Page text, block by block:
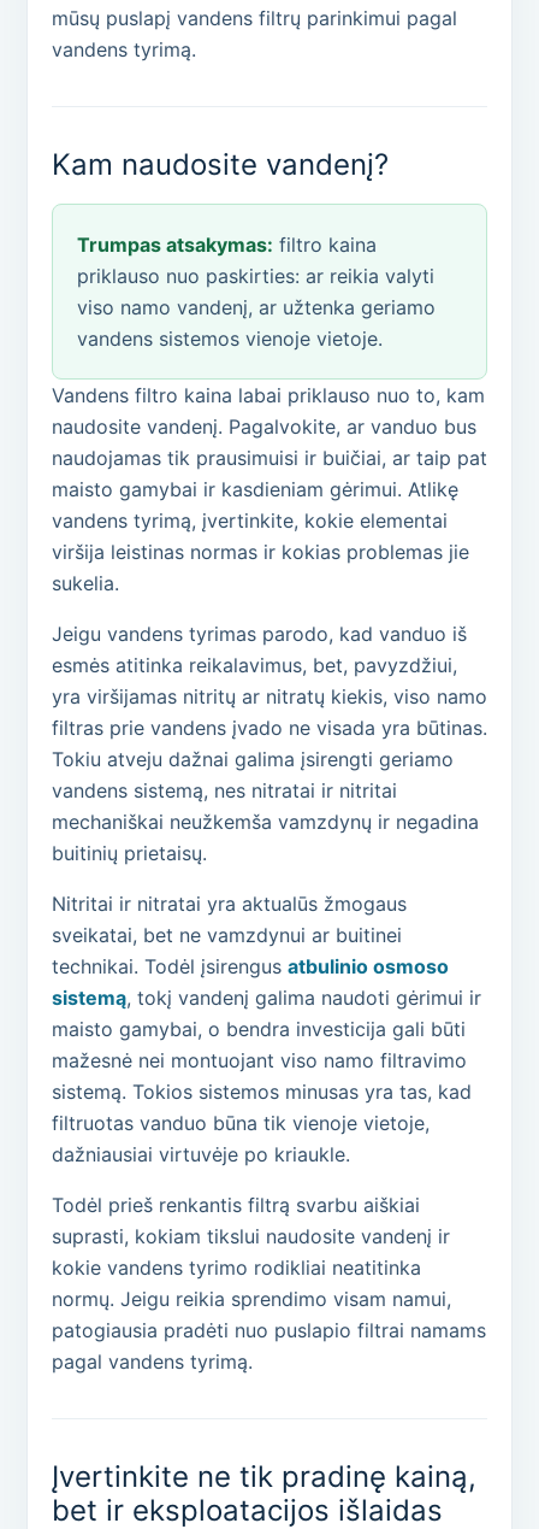
mūsų puslapį vandens filtrų parinkimui pagal
vandens tyrimą.
Kam naudosite vandenį?
Trumpas atsakymas: filtro kaina
priklauso nuo paskirties: ar reikia valyti
viso namo vandenį, ar užtenka geriamo
vandens sistemos vienoje vietoje.
Vandens filtro kaina labai priklauso nuo to, kam
naudosite vandenį. Pagalvokite, ar vanduo bus
naudojamas tik prausimuisi ir buičiai, ar taip pat
maisto gamybai ir kasdieniam gėrimui. Atlikę
vandens tyrimą, įvertinkite, kokie elementai
viršija leistinas normas ir kokias problemas jie
sukelia.
Jeigu vandens tyrimas parodo, kad vanduo iš
esmės atitinka reikalavimus, bet, pavyzdžiui,
yra viršijamas nitritų ar nitratų kiekis, viso namo
filtras prie vandens įvado ne visada yra būtinas.
Tokiu atveju dažnai galima įsirengti geriamo
vandens sistemą, nes nitratai ir nitritai
mechaniškai neužkemša vamzdynų ir negadina
buitinių prietaisų.
Nitritai ir nitratai yra aktualūs žmogaus
sveikatai, bet ne vamzdynui ar buitinei
technikai. Todėl įsirengus atbulinio osmoso
sistemą, tokį vandenį galima naudoti gėrimui ir
maisto gamybai, o bendra investicija gali būti
mažesnė nei montuojant viso namo filtravimo
sistemą. Tokios sistemos minusas yra tas, kad
filtruotas vanduo būna tik vienoje vietoje,
dažniausiai virtuvėje po kriaukle.
Todėl prieš renkantis filtrą svarbu aiškiai
suprasti, kokiam tikslui naudosite vandenį ir
kokie vandens tyrimo rodikliai neatitinka
normų. Jeigu reikia sprendimo visam namui,
patogiausia pradėti nuo puslapio filtrai namams
pagal vandens tyrimą.
Įvertinkite ne tik pradinę kainą,
bet ir eksploatacijos išlaidas